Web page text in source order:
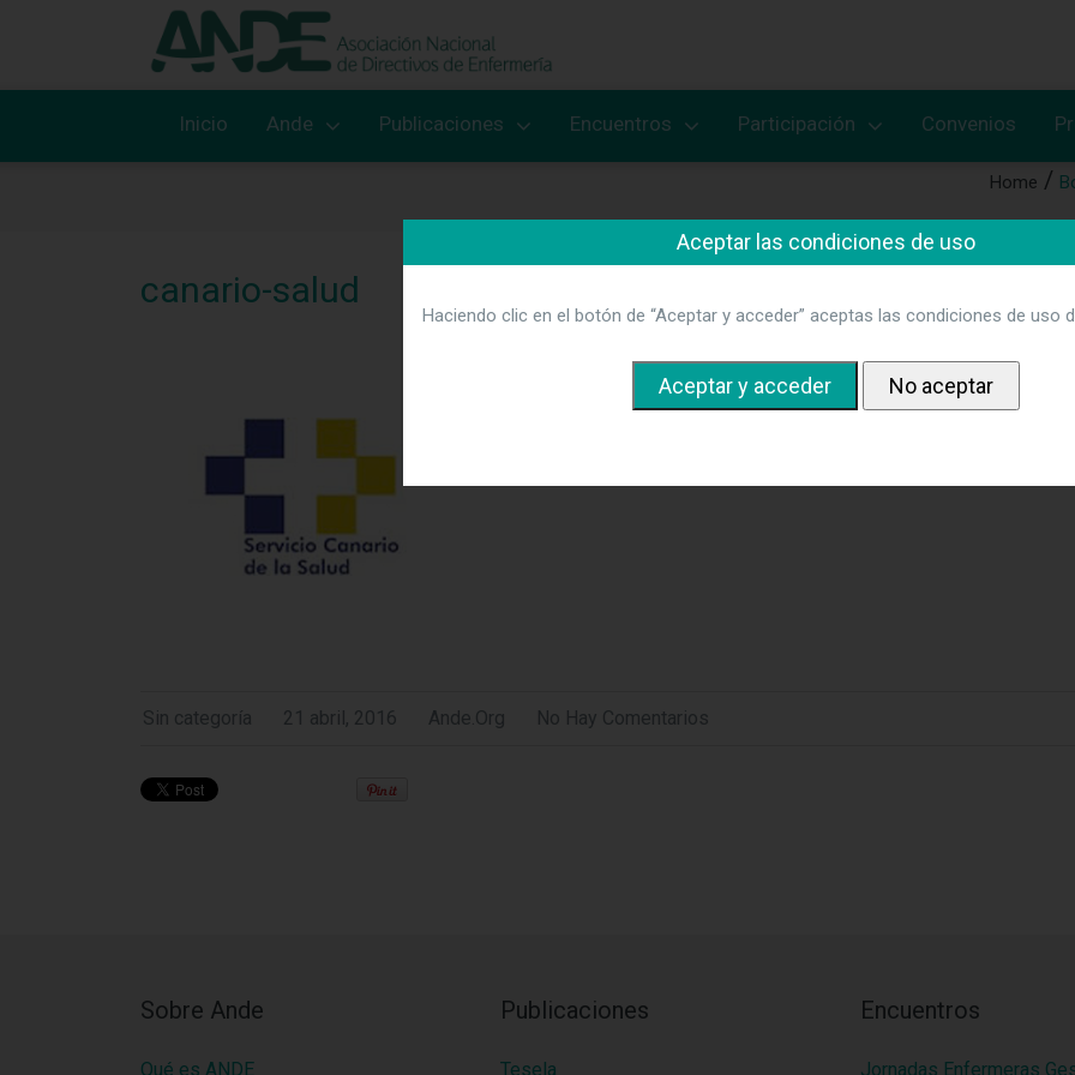
Inicio Ande Publicaciones Encuentros Participación Convenios
Home
canario-salud
Sin categoría 21 abril, 2016 Ande.org No Hay Comentarios
Sobre Ande
Qué es ANDE
Publicaciones
Tesela
Encuentros
Jornadas Enfermeras
Aceptar las condiciones de uso
Haciendo clic en el botón de “Aceptar y acceder” aceptas las condiciones de uso